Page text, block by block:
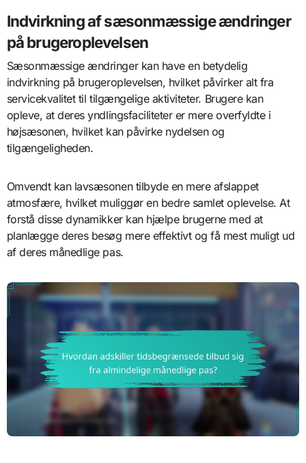
Indvirkning af sæsonmæssige ændringer
på brugeroplevelsen
Sæsonmæssige ændringer kan have en betydelig
indvirkning på brugeroplevelsen, hvilket påvirker alt fra
servicekvalitet til tilgængelige aktiviteter. Brugere kan
opleve, at deres yndlingsfaciliteter er mere overfyldte i
højsæsonen, hvilket kan påvirke nydelsen og
tilgængeligheden.
Omvendt kan lavsæsonen tilbyde en mere afslappet
atmosfære, hvilket muliggør en bedre samlet oplevelse. At
forstå disse dynamikker kan hjælpe brugerne med at
planlægge deres besøg mere effektivt og få mest muligt ud
af deres månedlige pas.